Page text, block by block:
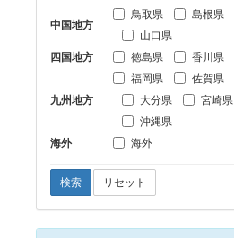
中国地方
鳥取県 島根県
山口県
四国地方
徳島県 香川県
九州地方
福岡県 佐賀県
大分県
宮崎県
沖縄県
海外
海外
検索 リセット